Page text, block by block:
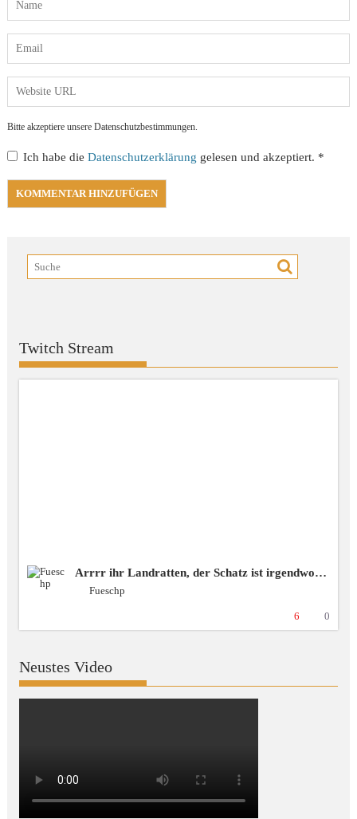
Bitte akzeptiere unsere Datenschutzbestimmungen.
Ich habe dieDatenschutzerklärung gelesen und akzeptiert. *
Twitch Stream
Arrrr ihr Landratten, der Schatz ist irgendwo da draussen! ❗️spende❗️blubbercast❗️Discord ❗️BSG [+18 GER]
Fueschp
6 0
Neustes Video